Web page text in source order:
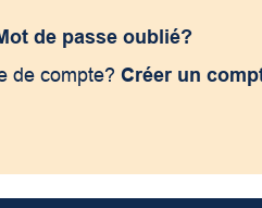
de passe oublié?
de compte? Créer un